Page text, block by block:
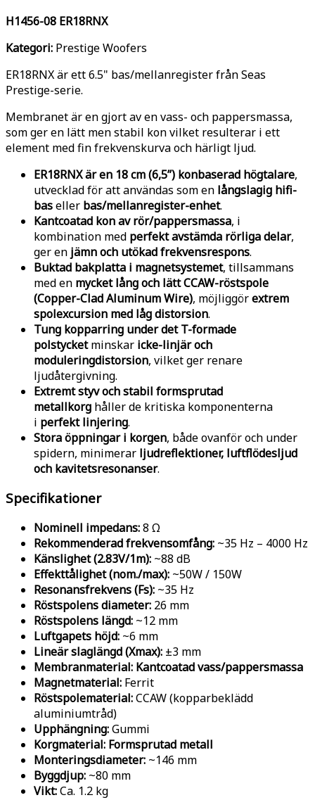
H1456-08 ER18RNX
Kategori: Prestige Woofers
ER18RNX är ett 6.5" bas/mellanregister från Seas
Prestige-serie.
Membranet är en gjort av en vass- och pappersmassa,
som ger en lätt men stabil kon vilket resulterar i ett
element med fin frekvenskurva och härligt ljud.
ER18RNX är en 18 cm (6,5”) konbaserad högtalare,
utvecklad för att användas som en långslagig hifi-
baseller bas/mellanregister-enhet.
Kantcoatad kon av rör/pappersmassa, i
kombination med perfekt avstämda rörliga delar,
ger en jämn och utökad frekvensrespons.
Buktad bakplatta i magnetsystemet, tillsammans
med en mycket lång och lätt CCAW-röstspole
(Copper-Clad Aluminum Wire), möjliggörextrem
spolexcursion med låg distorsion.
Tung kopparring under det T-formade
polstycketminskar icke-linjär och
moduleringdistorsion, vilket ger renare
ljudåtergivning.
Extremt styv och stabil formsprutad
metallkorg håller de kritiska komponenterna
i perfekt linjering.
Stora öppningar i korgen, både ovanför och under
spidern, minimerar ljudreflektioner, luftflödesljud
och kavitetsresonanser.
Specifikationer
Nominell impedans:8 Ω
Rekommenderad frekvensomfång: ~35 Hz – 4000 Hz
Känslighet (2.83V/1m): ~88 dB
Effekttålighet (nom./max): ~50W / 150W
Resonansfrekvens (Fs): ~35 Hz
Röstspolens diameter: 26 mm
Röstspolens längd: ~12 mm
Luftgapets höjd: ~6 mm
Lineär slaglängd (Xmax): ±3 mm
Membranmaterial: Kantcoatad vass/pappersmassa
Magnetmaterial: Ferrit
Röstspolematerial:CCAW (kopparbeklädd
aluminiumtråd)
Upphängning:Gummi
Korgmaterial: Formsprutad metall
Monteringsdiameter: ~146 mm
Byggdjup: ~80 mm
Vikt:Ca. 1.2 kg